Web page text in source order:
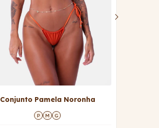
Conjunto Pamela Noronha
P M G